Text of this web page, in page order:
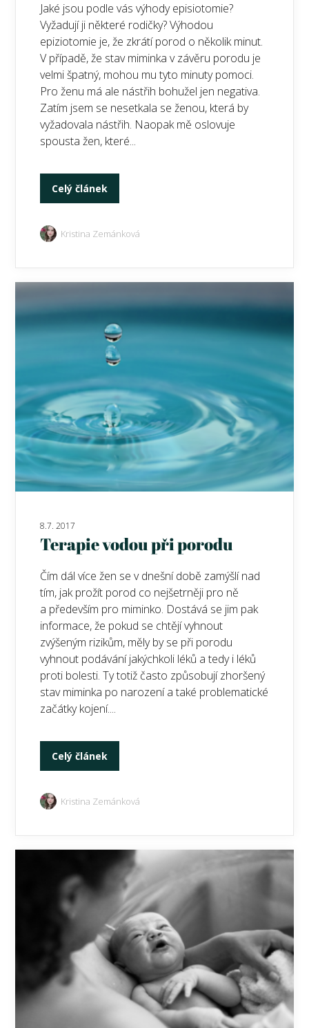
Jaké jsou podle vás výhody episiotomie?
Vyžadují ji některé rodičky? Výhodou
epiziotomie je, že zkrátí porod o několik minut.
V případě, že stav miminka v závěru porodu je
velmi špatný, mohou mu tyto minuty pomoci.
Pro ženu má ale nástřih bohužel jen negativa.
Zatím jsem se nesetkala se ženou, která by
vyžadovala nástřih. Naopak mě oslovuje
spousta žen, které...
Celý článek
Kristina Zemánková
8.7. 2017
Terapie vodou při porodu
Čím dál více žen se v dnešní době zamýšlí nad
tím, jak prožít porod co nejšetrněji pro ně
a především pro miminko. Dostává se jim pak
informace, že pokud se chtějí vyhnout
zvýšeným rizikům, měly by se při porodu
vyhnout podávání jakýchkoli léků a tedy i léků
proti bolesti. Ty totiž často způsobují zhoršený
stav miminka po narození a také problematické
začátky kojení....
Celý článek
Kristina Zemánková